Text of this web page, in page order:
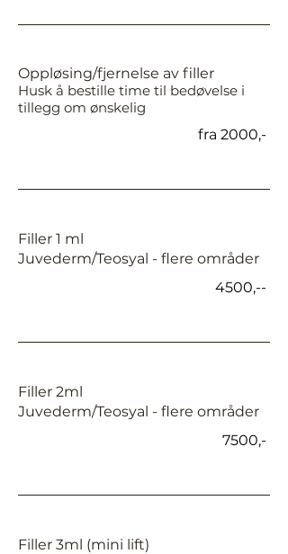
Oppløsing/fjernelse av filler
Husk å bestille time til bedøvelse i
tillegg om ønskelig
fra 2000,-
Filler 1 ml
Juvederm/Teosyal - flere områder
4500,--
Filler 2ml
Juvederm/Teosyal - flere områder
7500,-
Filler 3ml (mini lift)